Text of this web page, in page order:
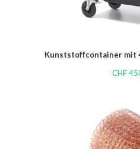
Kunststoffcontainer mit
CHF